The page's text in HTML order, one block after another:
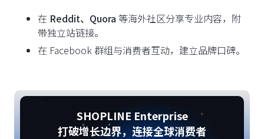
在 Reddit、Quora 等海外社区分享专业内容，附
带独立站链接。
在 Facebook 群组与消费者互动，建立品牌口碑。
SHOPLINE Enterprise
打破增长边界，连接全球消费者